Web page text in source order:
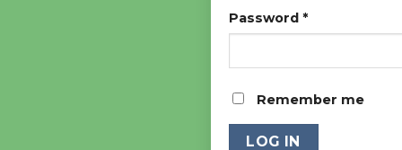
Password *
Remember me
LOG IN